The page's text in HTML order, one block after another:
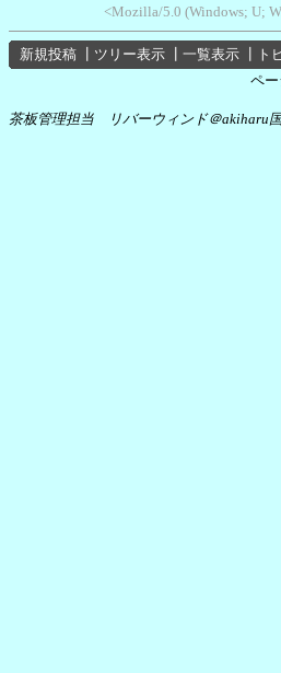
<Mozilla/5.0 (Windows; U;
新規投稿 ツリー表示 一覧表示 ト
ペー
茶板管理担当 リバーウィンド＠akiharu